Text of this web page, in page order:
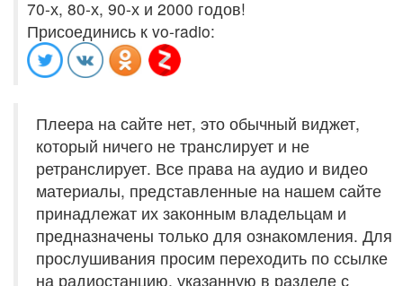
70-х, 80-х, 90-х и 2000 годов!
Присоединись к vo-radio:
Плеера на сайте нет, это обычный виджет,
который ничего не транслирует и не
ретранслирует. Все права на аудио и видео
материалы, представленные на нашем сайте
принадлежат их законным владельцам и
предназначены только для ознакомления. Для
прослушивания просим переходить по ссылке
на радиостанцию, указанную в разделе с